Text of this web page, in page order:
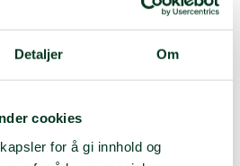
Detaljer Om
cookies
for å gi innhold og